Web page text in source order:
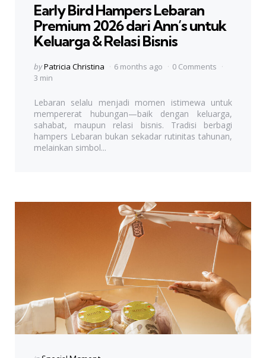
Early Bird Hampers Lebaran
Premium 2026 dari Ann’s untuk
Keluarga & Relasi Bisnis
Posted
by
byPatricia Christina 6 months ago
0 Comments
3 min
Lebaran selalu menjadi momen istimewa untuk
mempererat hubungan—baik dengan keluarga,
sahabat, maupun relasi bisnis. Tradisi berbagi
hampers Lebaran bukan sekadar rutinitas tahunan,
melainkan simbol...